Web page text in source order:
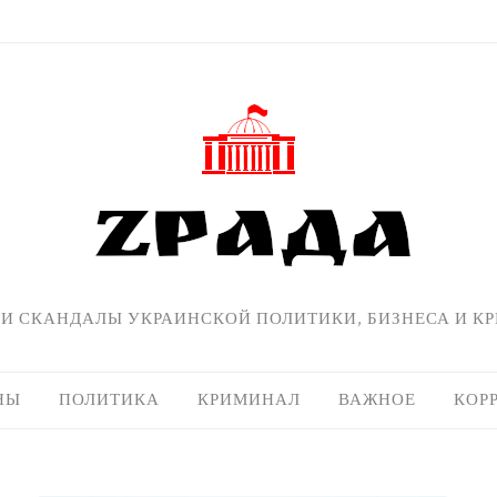
СКАНДАЛЫ УКРАИНСКОЙ ПОЛИТИКИ, БИЗНЕСА И
ПОЛИТИКА КРИМИНАЛ ВАЖНОЕ